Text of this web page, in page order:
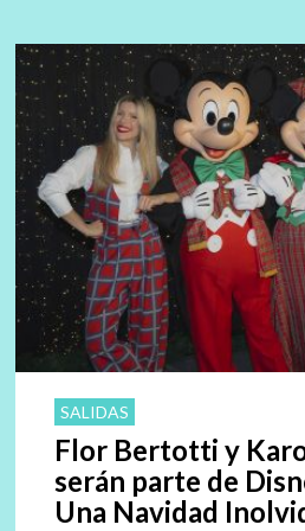
SALIDAS
Flor Bertotti y
serán parte de
Una Navidad